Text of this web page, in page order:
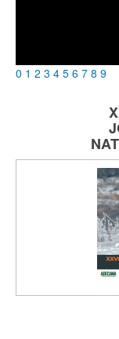
0 1 2 3 4 5 6 7 8 9